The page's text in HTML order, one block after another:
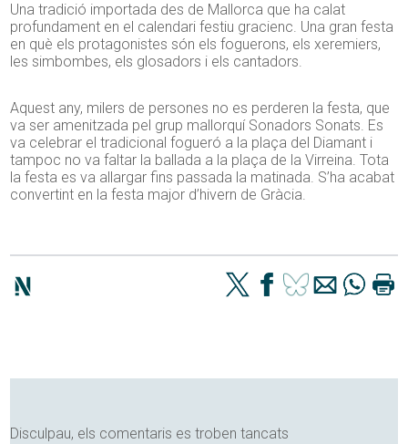
Una tradició importada des de Mallorca que ha calat
profundament en el calendari festiu gracienc. Una gran festa
en què els protagonistes són els foguerons, els xeremiers,
les simbombes, els glosadors i els cantadors.
Aquest any, milers de persones no es perderen la festa, que
va ser amenitzada pel grup mallorquí Sonadors Sonats. Es
va celebrar el tradicional fogueró a la plaça del Diamant i
tampoc no va faltar la ballada a la plaça de la Virreina. Tota
la festa es va allargar fins passada la matinada. S’ha acabat
convertint en la festa major d’hivern de Gràcia.
Disculpau, els comentaris es troben tancats